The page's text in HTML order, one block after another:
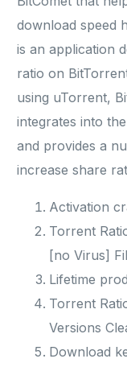
download speed
is an application
ratio on
using uTorrent,
integrates into
and provides a
increase share
Activation
Torrent
[no Virus]
Lifetime
Torrent
Versions
Download